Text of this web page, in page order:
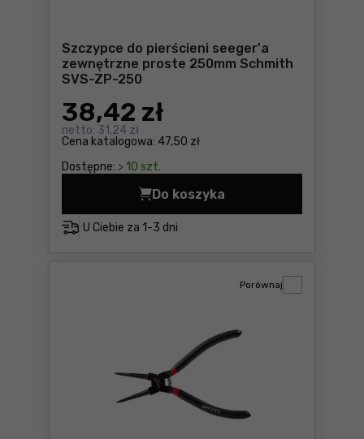
Szczypce do pierścieni seeger'a
zewnętrzne proste 250mm Schmith
SVS-ZP-250
Cena katalogowa: 47,50 zł
38,42 zł
netto: 31,24 zł
Dostępne: > 10 szt.
U Ciebie za 1-3 dni
Do koszyka
Szczypce do pierścieni
Porównaj